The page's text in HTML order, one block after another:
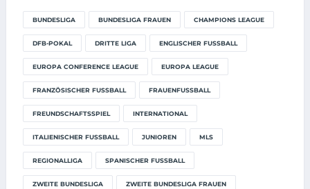
BUNDESLIGA BUNDESLIGA FRAUEN CHAMPIONS LEAGUE
DFB-POKAL DRITTE LIGA ENGLISCHER FUSSBALL
EUROPA CONFERENCE LEAGUE EUROPA LEAGUE
FRANZÖSISCHER FUSSBALL FRAUENFUSSBALL
FREUNDSCHAFTSSPIEL INTERNATIONAL
ITALIENISCHER FUSSBALL JUNIOREN MLS
REGIONALLIGA SPANISCHER FUSSBALL
ZWEITE BUNDESLIGA ZWEITE BUNDESLIGA FRAUEN